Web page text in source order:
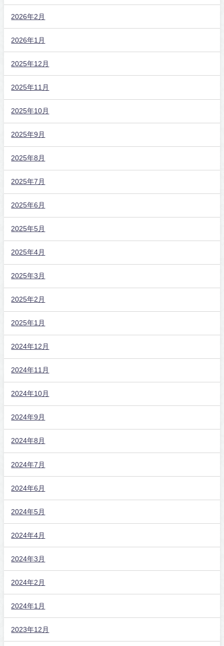
2026年2月
2026年1月
2025年12月
2025年11月
2025年10月
2025年9月
2025年8月
2025年7月
2025年6月
2025年5月
2025年4月
2025年3月
2025年2月
2025年1月
2024年12月
2024年11月
2024年10月
2024年9月
2024年8月
2024年7月
2024年6月
2024年5月
2024年4月
2024年3月
2024年2月
2024年1月
2023年12月